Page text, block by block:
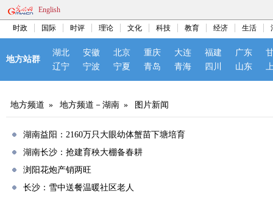
English
时政 国际 时评 理论 文化 科技 教育 经济 生活
地方站群
湖北 安徽 北京 重庆 大连 福建 广东
辽宁
宁波 宁夏 青岛 青海 四川 山东
地方频道 » 地方频道－湖南 » 图片新闻
湖南益阳：2160万只大眼幼体蟹苗下塘培育
湖南长沙：抢建育秧大棚备春耕
浏阳花炮产销两旺
长沙：雪中送餐温暖社区老人